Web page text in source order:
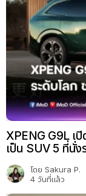
XPENG G9L เปิ
เป็น SUV 5 ที่นั่ง
โดย Sakura P.
4 วันที่แล้ว